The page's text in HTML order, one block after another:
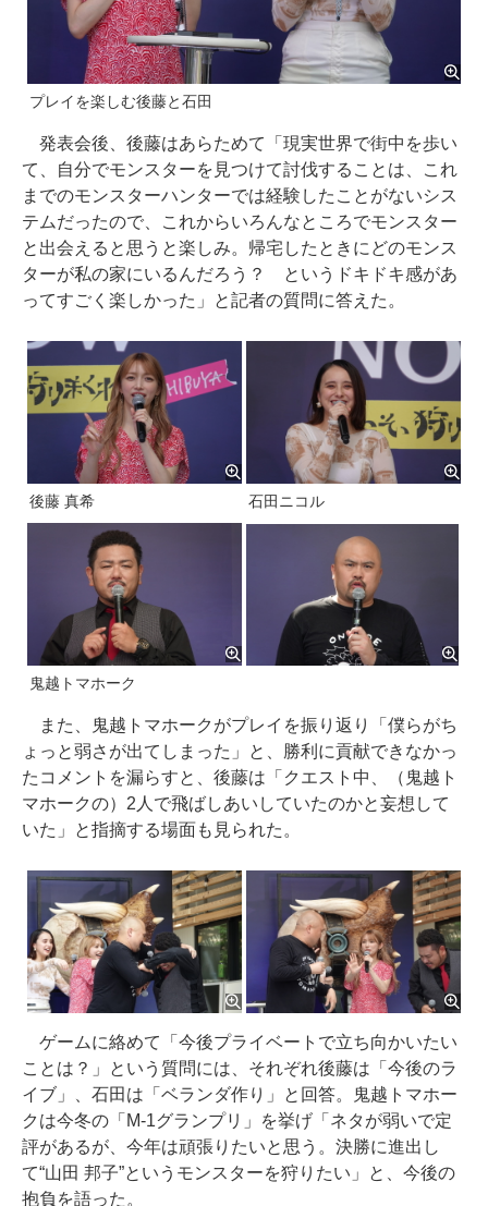
プレイを楽しむ後藤と石田
発表会後、後藤はあらためて「現実世界で街中を歩い
て、自分でモンスターを見つけて討伐することは、これ
までのモンスターハンターでは経験したことがないシス
テムだったので、これからいろんなところでモンスター
と出会えると思うと楽しみ。帰宅したときにどのモンス
ターが私の家にいるんだろう？ というドキドキ感があ
ってすごく楽しかった」と記者の質問に答えた。
後藤 真希 石田ニコル
鬼越トマホーク
また、鬼越トマホークがプレイを振り返り「僕らがち
ょっと弱さが出てしまった」と、勝利に貢献できなかっ
たコメントを漏らすと、後藤は「クエスト中、（鬼越ト
マホークの）2人で飛ばしあいしていたのかと妄想して
いた」と指摘する場面も見られた。
ゲームに絡めて「今後プライベートで立ち向かいたい
ことは？」という質問には、それぞれ後藤は「今後のラ
イブ」、石田は「ベランダ作り」と回答。鬼越トマホー
クは今冬の「M-1グランプリ」を挙げ「ネタが弱いで定
評があるが、今年は頑張りたいと思う。決勝に進出し
て“山田 邦子”というモンスターを狩りたい」と、今後の
抱負を語った。